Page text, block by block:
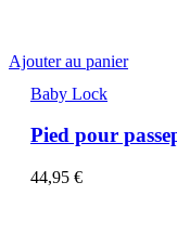
Ajouter au panier
Baby Lock
Pied pour
44,95 €